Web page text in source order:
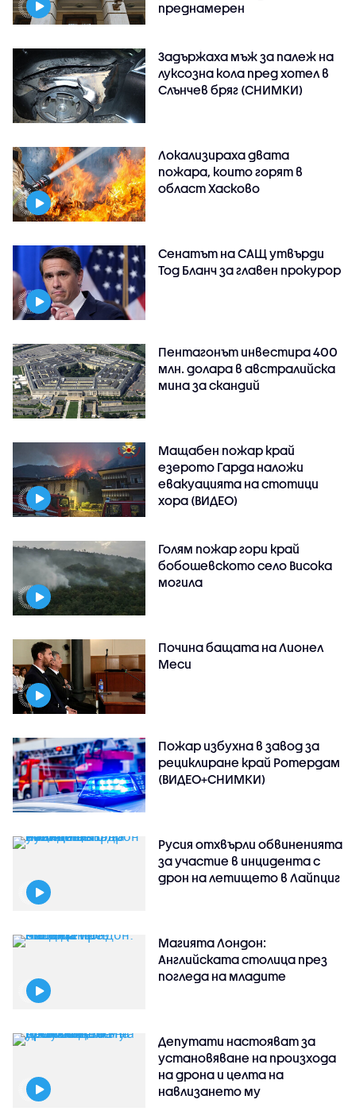
преднамерен
Задържаха мъж за палеж на
луксозна кола пред хотел в
Слънчев бряг (СНИМКИ)
Локализираха двата
пожара, които горят в
област Хасково
Сенатът на САЩ утвърди
Тод Бланч за главен прокурор
Пентагонът инвестира 400
млн. долара в австралийска
мина за скандий
Мащабен пожар край
езерото Гарда наложи
евакуацията на стотици
хора (ВИДЕО)
Голям пожар гори край
бобошевското село Висока
могила
Почина бащата на Лионел
Меси
Пожар избухна в завод за
рециклиране край Ротердам
(ВИДЕО+СНИМКИ)
Русия отхвърли обвиненията
за участие в инцидента с
дрон на летището в Лайпциг
Магията Лондон:
Английската столица през
погледа на младите
Депутати настояват за
установяване на произхода
на дрона и целта на
навлизането му